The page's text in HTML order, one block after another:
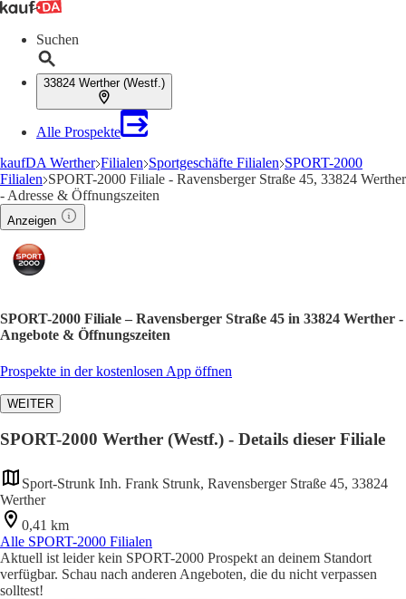
Suchen
33824 Werther (Westf.)
Alle Prospekte
kaufDA Werther Filialen Sportgeschäfte Filialen SPORT-2000
Filialen SPORT-2000 Filiale - Ravensberger Straße 45, 33824 Werther
- Adresse & Öffnungszeiten
Anzeigen
SPORT-2000 Filiale – Ravensberger Straße 45 in 33824 Werther -
Angebote & Öffnungszeiten
Prospekte in der kostenlosen App öffnen
WEITER
SPORT-2000 Werther (Westf.) - Details dieser Filiale
Sport-Strunk Inh. Frank Strunk, Ravensberger Straße 45, 33824
Werther
0,41 km
Alle SPORT-2000 Filialen
Aktuell ist leider kein SPORT-2000 Prospekt an deinem Standort
verfügbar. Schau nach anderen Angeboten, die du nicht verpassen
solltest!